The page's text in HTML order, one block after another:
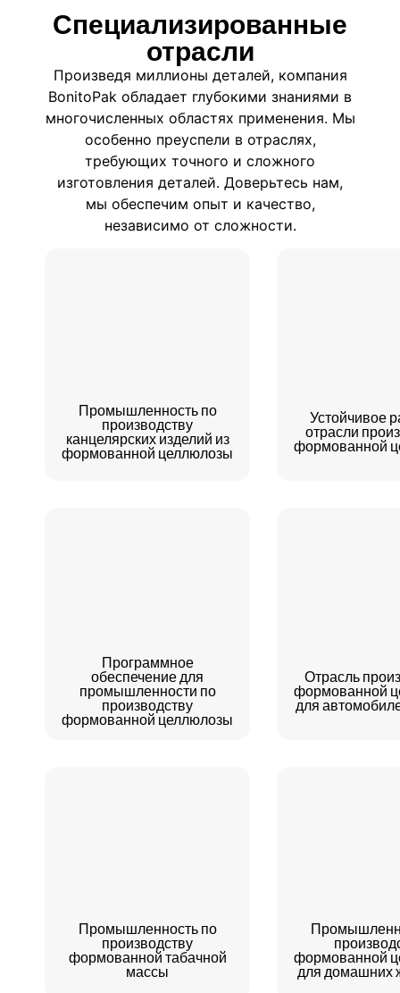
Специализированные
отрасли
Произведя миллионы деталей, компания
BonitoPak обладает глубокими знаниями в
многочисленных областях применения. Мы
особенно преуспели в отраслях,
требующих точного и сложного
изготовления деталей. Доверьтесь нам,
мы обеспечим опыт и качество,
независимо от сложности.
Промышленность по
производству
канцелярских изделий из
формованной целлюлозы
Устойчивое
отрасли
формованной
Программное
обеспечение для
промышленности по
производству
формованной целлюлозы
Отрасль
формованной
для
Промышленность по
производству
формованной табачной
массы
формованной
для домашних